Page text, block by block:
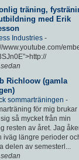
träning,
med Erik
Industries -
www.youtube.com/
Richloow (gamla
sommarträningen -
för mig brukar
så mycket från min
resten av året. Jag
iväg längre perioder
delen av semesterl...